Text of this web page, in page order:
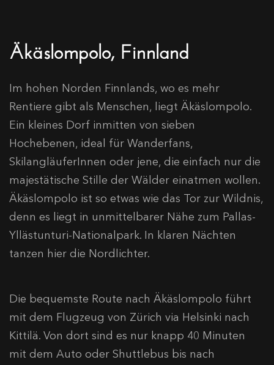
Äkäslompolo, Finnland
Im hohen Norden Finnlands, wo es mehr
Rentiere gibt als Menschen, liegt Äkäslompolo.
Ein kleines Dorf inmitten von sieben
Hochebenen, ideal für Wanderfans,
SkilangläuferInnen oder jene, die einfach nur die
majestätische Stille der Wälder einatmen wollen.
Äkäslompolo ist so etwas wie das Tor zur Wildnis,
denn es liegt in unmittelbarer Nähe zum Pallas-
Yllästunturi-Nationalpark. In klaren Nächten
tanzen hier die Nordlichter.
Die bequemste Route nach Äkäslompolo führt
mit dem Flugzeug von Zürich via Helsinki nach
Kittilä. Von dort sind es nur knapp 40 Minuten
mit dem Auto oder Shuttlebus bis nach